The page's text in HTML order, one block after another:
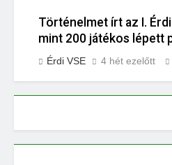
Történelmet írt az I.
mint 200 játékos lépett
Érdi VSE 4 hét ezelőtt